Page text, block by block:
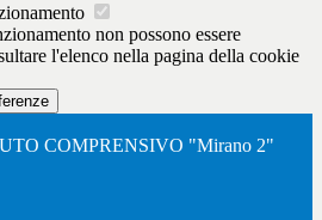
non possono essere
l'elenco nella pagina della cookie
COMPRENSIVO "Mirano 2"